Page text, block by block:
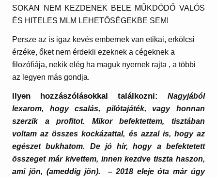
SOKAN NEM KEZDENEK BELE MŰKDÖDŐ VALÓS
ÉS HITELES MLM LEHETŐSÉGEKBE SEM!
Persze az is igaz kevés embernek van etikai, erkölcsi
érzéke, őket nem érdekli ezeknek a cégeknek a
filozófiája, nekik elég ha maguk nyernek rajta , a többi
az legyen más gondja.
Ilyen hozzászólásokkal találkozni: Nagyjából
lexarom, hogy csalás, pilótajáték, vagy honnan
szerzik a profitot. Mikor befektettem, tisztában
voltam az összes kockázattal, és azzal is, hogy az
egészet bukhatom. De jó hír, hogy a befektetett
összeget már kivettem, innen kezdve tiszta haszon,
ami jön, (ameddig jön). – 2018 eleje óta már úgy